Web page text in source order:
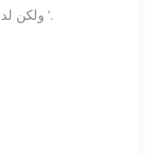
ولكن لدي شعور بأن هذا المنزل سيكون خاصًا جدًا '.